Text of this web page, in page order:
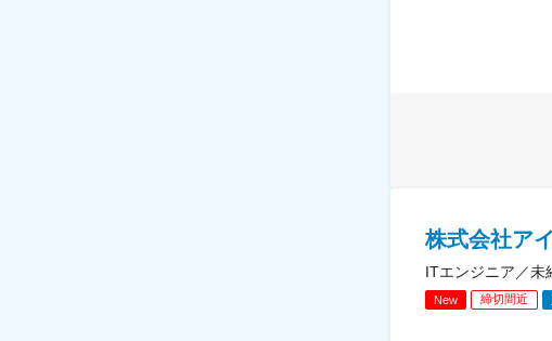
株式会社ア
ITエンジニア／未
New 締切間近